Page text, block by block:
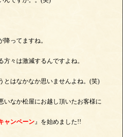
ってますね。
々は激減するんですよね。
とはなかなか思いませんよね。(笑)
いなか松屋にお越し頂いたお客様に
ャンペーン』を始めました!!